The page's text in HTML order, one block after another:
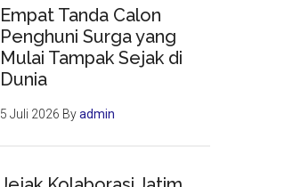
Empat Tanda Calon
Penghuni Surga yang
Mulai Tampak Sejak di
Dunia
5 Juli 2026 Byadmin